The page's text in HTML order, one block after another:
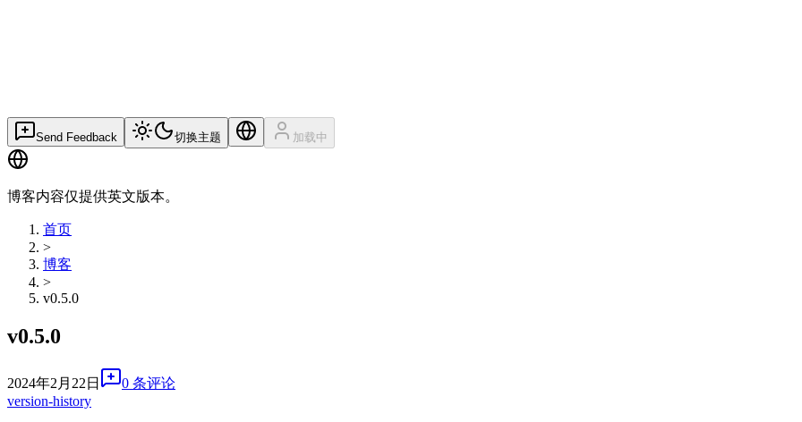
Send Feedback 切换主题 加载中
博客内容仅提供英文版本。
首页
>
博客
>
v0.5.0
v0.5.0
2024年2月22日
0 条评论
version-history